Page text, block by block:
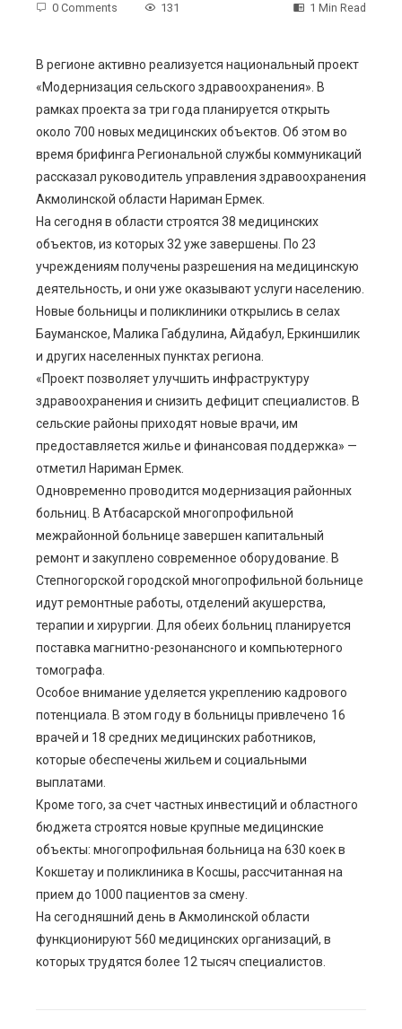
0 Comments
131 1 Min Read
В регионе активно реализуется национальный проект
«Модернизация сельского здравоохранения». В
рамках проекта за три года планируется открыть
около 700 новых медицинских объектов. Об этом во
время брифинга Региональной службы коммуникаций
рассказал руководитель управления здравоохранения
Акмолинской области Нариман Ермек.
На сегодня в области строятся 38 медицинских
объектов, из которых 32 уже завершены. По 23
учреждениям получены разрешения на медицинскую
деятельность, и они уже оказывают услуги населению.
Новые больницы и поликлиники открылись в селах
Бауманское, Малика Габдулина, Айдабул, Еркиншилик
и других населенных пунктах региона.
«Проект позволяет улучшить инфраструктуру
здравоохранения и снизить дефицит специалистов. В
сельские районы приходят новые врачи, им
предоставляется жилье и финансовая поддержка» —
отметил Нариман Ермек.
Одновременно проводится модернизация районных
больниц. В Атбасарской многопрофильной
межрайонной больнице завершен капитальный
ремонт и закуплено современное оборудование. В
Степногорской городской многопрофильной больнице
идут ремонтные работы, отделений акушерства,
терапии и хирургии. Для обеих больниц планируется
поставка магнитно-резонансного и компьютерного
томографа.
Особое внимание уделяется укреплению кадрового
потенциала. В этом году в больницы привлечено 16
врачей и 18 средних медицинских работников,
которые обеспечены жильем и социальными
выплатами.
Кроме того, за счет частных инвестиций и областного
бюджета строятся новые крупные медицинские
объекты: многопрофильная больница на 630 коек в
Кокшетау и поликлиника в Косшы, рассчитанная на
прием до 1000 пациентов за смену.
На сегодняшний день в Акмолинской области
функционируют 560 медицинских организаций, в
которых трудятся более 12 тысяч специалистов.